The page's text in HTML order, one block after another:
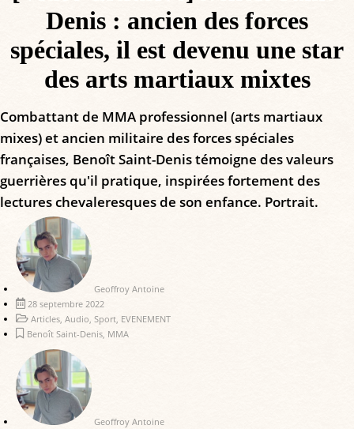
Denis : ancien des forces
spéciales, il est devenu une star
des arts martiaux mixtes
Combattant de MMA professionnel (arts martiaux
mixes) et ancien militaire des forces spéciales
françaises, Benoît Saint-Denis témoigne des valeurs
guerrières qu'il pratique, inspirées fortement des
lectures chevaleresques de son enfance. Portrait.
Geoffroy Antoine
28 septembre 2022
Articles, Audio, Sport, EVENEMENT
Benoît Saint-Denis, MMA
Geoffroy Antoine